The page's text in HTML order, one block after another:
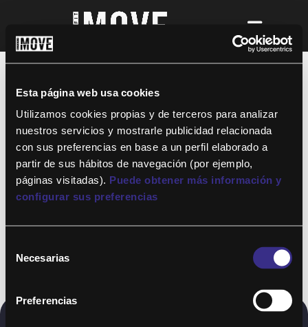
Esta página web usa cookies
Utilizamos cookies propias y de terceros para analizar
nuestros servicios y mostrarle publicidad relacionada
con sus preferencias en base a un perfil elaborado a
partir de sus hábitos de navegación (por ejemplo,
páginas visitadas). Puede obtener más información y
configurar sus preferencias
Necesarias
Preferencias
¡Para disfrutar de ALTAFIT MOVE tienes
así podrás acceder a todos nuestros
entrenamientos y clases online donde
quieras!